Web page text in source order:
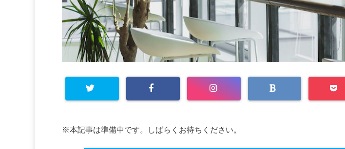
※本記事は準備中です。しばらくお待ちください。